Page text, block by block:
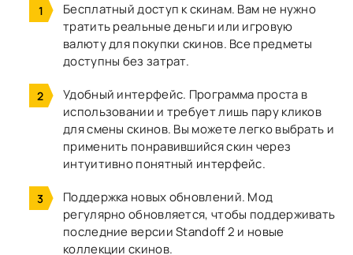
Бесплатный доступ к скинам. Вам не нужно
тратить реальные деньги или игровую
валюту для покупки скинов. Все предметы
доступны без затрат.
Удобный интерфейс. Программа проста в
использовании и требует лишь пару кликов
для смены скинов. Вы можете легко выбрать и
применить понравившийся скин через
интуитивно понятный интерфейс.
Поддержка новых обновлений. Мод
регулярно обновляется, чтобы поддерживать
последние версии Standoff 2 и новые
коллекции скинов.